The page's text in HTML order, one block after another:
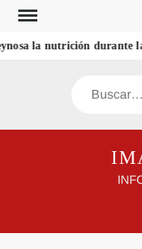
Saltar
contenido
la nutrición durante la
Buscar